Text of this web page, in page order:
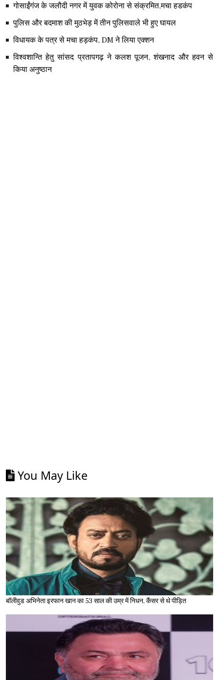
गोसाईंगंज के जलौदी नगर में युवक कोरोना से संक्रमित,मचा हडकंप
पुलिस और बदमाश की मुठभेड़ में तीन पुलिसवाले भी हुए घायल
विधायक के पत्र से मचा हड़कंप, DM ने लिया एक्शन
विश्वशान्ति हेतु सांसद प्रतापगढ़ ने कलश पूजन, शंखनाद और हवन से
किया अनुष्ठान
You May Like
बॉलीवुड अभिनेता इरफान खान का 53 साल की उम्र में निधन, कैंसर से थे पीड़ित